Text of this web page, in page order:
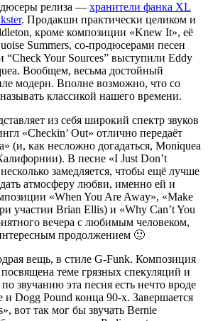
релиза — хранители фанка XL
. Продакшн практически целиком и
, кроме композиции «Knew It», её
Summers, со-продюсерами песен
“Check Your Sources” выступили Eddy
. Вообщем, весьма достойный
модерн. Вполне возможно, что со
классикой нашего времени.
из себя широкий спектр звуков
«Checkin’ Out» отлично передаёт
(и, как несложно догадаться, Moniquea
В песне «I Just Don’t
замедляется, чтобы ещё лучше
атмосферу любви, именно ей и
«When You Are Away», «Make
участии Brian Ellis) и «Why Can’t You
вечера с любимым человеком,
продолжением 🙂
вещь, в стиле G-Funk. Композиция
посвящена теме грязных спекуляций и
звучанию эта песня есть нечто вроде
и Dogg Pound конца 90-х. Завершается
, вот так мог бы звучать Bernie